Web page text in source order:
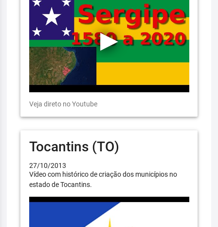
Veja direto no Youtube
Tocantins (TO)
27/10/2013
Vídeo com histórico de criação dos municípios no
estado de Tocantins.